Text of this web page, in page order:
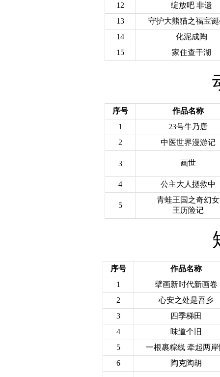
12
绽放吧 非遗
13
守护大熊猫之福宝
14
化泥成陶
15
家住查干湖
序号
作品名称
1
23号牛乃唐
2
中医世界漫游记
3 画世
4 公主大人拯救中
5
青蛙王国之奇幻女
王历险记
序号
作品名称
1
擘画新时代新画卷
2
心安之处是吾乡
3
四季梯田
4
味道个旧
5
一根裹粽线 牵起两岸
6
陶克陶胡